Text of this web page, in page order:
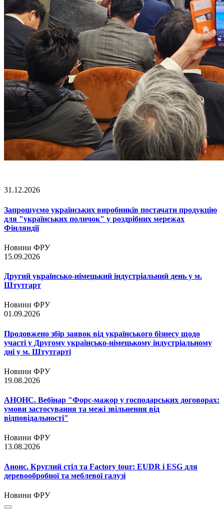
31.12.2026
Запрошуємо українських виробників постачати продукцію
для "українських поличок" у роздрібних мережах
Фінляндії
Новини ФРУ
15.09.2026
Другий українсько-німецький індустріальний день у м.
Штутгарт
Новини ФРУ
01.09.2026
Продовжено збір заявок від українського бізнесу щодо
участі у Другому українсько-німецькому індустріальному
дні у м. Штутгарті
Новини ФРУ
19.08.2026
АНОНС. Вебінар "Форс-мажор у господарських договорах:
умови застосування та межі звільнення від
відповідальності"
Новини ФРУ
13.08.2026
Анонс. Круглий стіл та Factory tour: EUDR і ESG для
деревообробної та меблевої галузі
Новини ФРУ